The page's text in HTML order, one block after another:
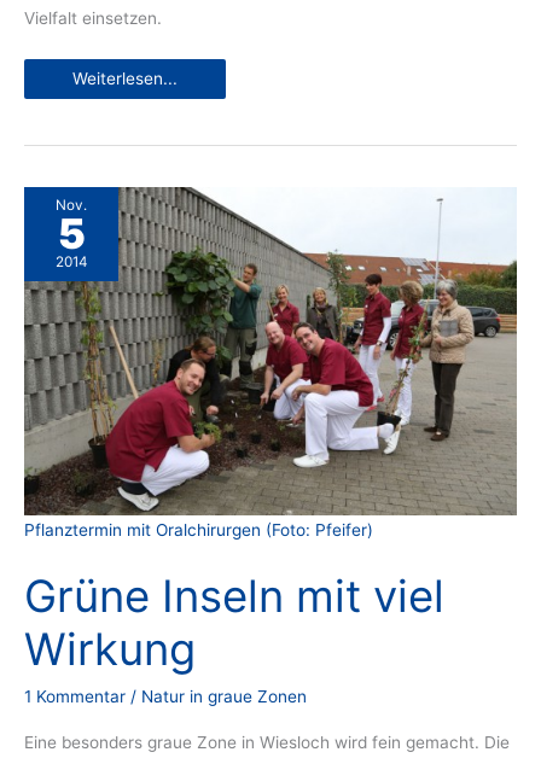
Vielfalt einsetzen.
Natur
Projekt
Weiterlesen...
Pflanztermin mit Oralchirurgen (Foto: Pfeifer)
Nov.
5
2014
Grüne Inseln mit viel
Wirkung
1 Kommentar / Natur in graue Zonen
Eine besonders graue Zone in Wiesloch wird fein gemacht. Die